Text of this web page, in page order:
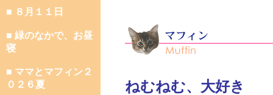
■ ８月１１日
■ 緑のなかで、お昼
寝
■ ママとマフィン２
０２６夏
ねむねむ、大好き